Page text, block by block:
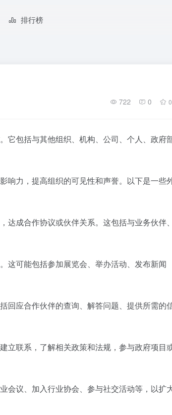
排行榜
722 0 0
它包括与其他组织、机构、公司、个人、政府
响力，提高组织的可见性和声誉。以下是一些
成合作协议或伙伴关系。这包括与业务伙伴、
这可能包括参加展览会、举办活动、发布新闻
回应合作伙伴的查询、解答问题、提供所需的
立联系，了解相关政策和法规，参与政府项目
会议、加入行业协会、参与社交活动等，以扩